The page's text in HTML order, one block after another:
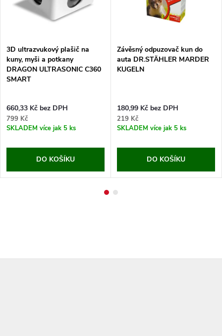
3D ultrazvukový plašič na
kuny, myši a potkany
DRAGON ULTRASONIC C360
SMART
660,33 Kč bez DPH
799 Kč
SKLADEM více jak 5 ks
DO KOŠÍKU
Závěsný odpuzovač kun do
auta DR.STÄHLER MARDER
KUGELN
180,99 Kč bez DPH
219 Kč
SKLADEM více jak 5 ks
DO KOŠÍKU